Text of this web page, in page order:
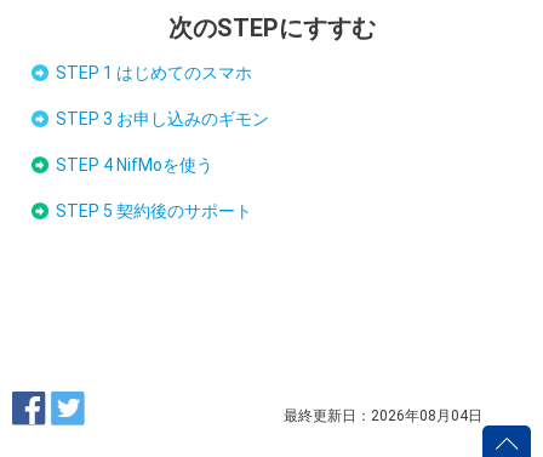
次のSTEPにすすむ
STEP 1 はじめてのスマホ
STEP 3 お申し込みのギモン
STEP 4 NifMoを使う
STEP 5 契約後のサポート
最終更新日：2026年08月04日